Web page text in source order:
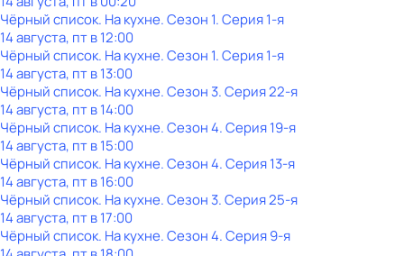
Чёрный список. На кухне. Сезон 1. Серия 1-я
14 августа, пт в 12:00
Чёрный список. На кухне. Сезон 1. Серия 1-я
14 августа, пт в 13:00
Чёрный список. На кухне. Сезон 3. Серия 22-я
14 августа, пт в 14:00
Чёрный список. На кухне. Сезон 4. Серия 19-я
14 августа, пт в 15:00
Чёрный список. На кухне. Сезон 4. Серия 13-я
14 августа, пт в 16:00
Чёрный список. На кухне. Сезон 3. Серия 25-я
14 августа, пт в 17:00
Чёрный список. На кухне. Сезон 4. Серия 9-я